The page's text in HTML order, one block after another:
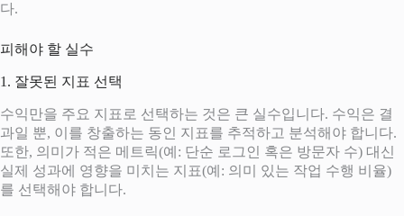
다.
피해야 할 실수
1. 잘못된 지표 선택
수익만을 주요 지표로 선택하는 것은 큰 실수입니다. 수익은 결
과일 뿐, 이를 창출하는 동인 지표를 추적하고 분석해야 합니다.
또한, 의미가 적은 메트릭(예: 단순 로그인 혹은 방문자 수) 대신
실제 성과에 영향을 미치는 지표(예: 의미 있는 작업 수행 비율)
를 선택해야 합니다.